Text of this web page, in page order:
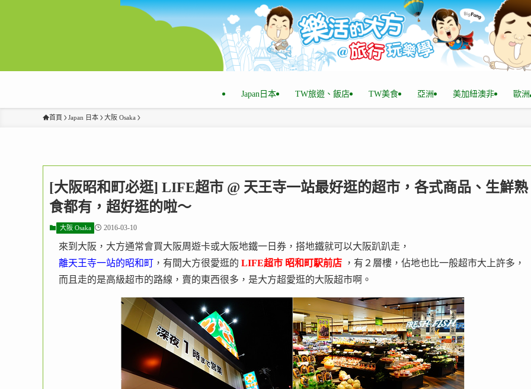
Japan日本 TW旅遊、飯店 TW美食 亞洲 美加紐澳非 歐洲
首頁 Japan 日本 大阪 Osaka
[大阪昭和町必逛] LIFE超市 @ 天王寺一站最好逛的超市，各式商品、生鮮熟
食都有，超好逛的啦～
大阪 Osaka 2016-03-10
來到大阪，大方通常會買大阪周遊卡或大阪地鐵一日券，搭地鐵就可以大阪趴趴走，
離天王寺一站的昭和町 ，有間大方很愛逛的 LIFE超市 昭和町駅前店 ，有２層樓，佔地也比一般超市大上許多，
而且走的是高級超市的路線，賣的東西很多，是大方超愛逛的大阪超市啊。